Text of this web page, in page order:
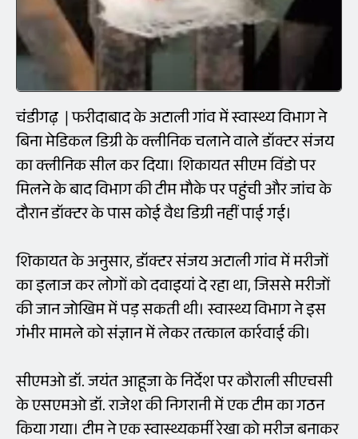
चंडीगढ़ | फरीदाबाद के अटाली गांव में स्वास्थ्य विभाग ने
बिना मेडिकल डिग्री के क्लीनिक चलाने वाले डॉक्टर संजय
का क्लीनिक सील कर दिया। शिकायत सीएम विंडो पर
मिलने के बाद विभाग की टीम मौके पर पहुंची और जांच के
दौरान डॉक्टर के पास कोई वैध डिग्री नहीं पाई गई।
शिकायत के अनुसार, डॉक्टर संजय अटाली गांव में मरीजों
का इलाज कर लोगों को दवाइयां दे रहा था, जिससे मरीजों
की जान जोखिम में पड़ सकती थी। स्वास्थ्य विभाग ने इस
गंभीर मामले को संज्ञान में लेकर तत्काल कार्रवाई की।
सीएमओ डॉ. जयंत आहूजा के निर्देश पर कौराली सीएचसी
के एसएमओ डॉ. राजेश की निगरानी में एक टीम का गठन
किया गया। टीम ने एक स्वास्थ्यकर्मी रेखा को मरीज बनाकर